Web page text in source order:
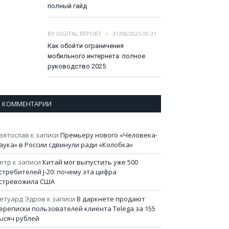
полный гайд
BY DIGITAL REPORT
31/08/2025 00:31
Как обойти ограничения
мобильного интернета: полное
руководство 2025
КОММЕНТАРИИ
к записи Премьеру нового «Человека-
в России сдвинули ради «Колобка»
к записи Китай мог выпустить уже 500
J-20: почему эта цифра
США
Эдров к записи В даркнете продают
пользователей клиента Telega за 155
рублей